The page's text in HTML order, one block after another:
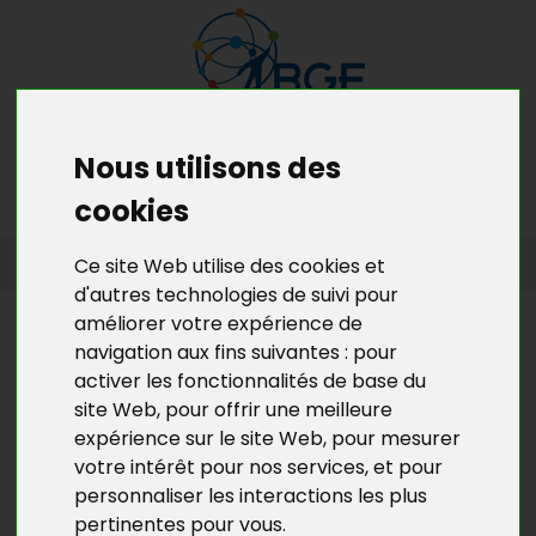
Nous utilisons des
cookies
Ce site Web utilise des cookies et
d'autres technologies de suivi pour
améliorer votre expérience de
navigation aux fins suivantes : pour
activer les fonctionnalités de base du
site Web, pour offrir une meilleure
expérience sur le site Web, pour mesurer
votre intérêt pour nos services,et pour
personnaliser les interactions les plus
pertinentes pour vous.
MENU MON RDV GRATUIT
D’ENTREPRISES EN YVELINES
L’ACTU DE BGE YVELINES
6ÈME SOIRÉE EMPLOI
ENTREPRISES A HOUILLES
jeudi 13 novembre 2014, a lieu la"6ème soirée
Emploi Entreprises" à Houilles.